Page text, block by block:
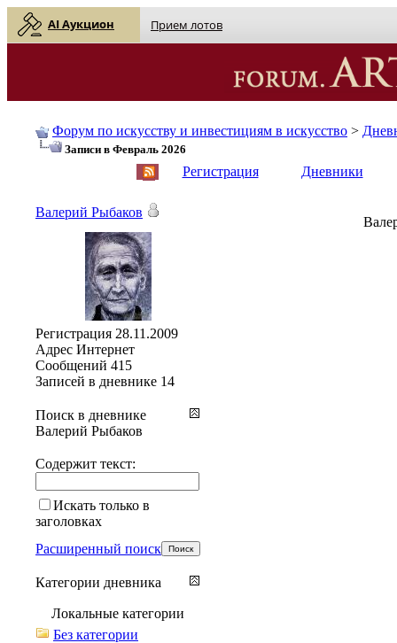
AI Аукцион Прием лотов
Форум по искусству и инвестициям в искусство >
Записи в Февраль 2026
Регистрация Дневники
Валерий Рыбаков
Регистрация 28.11.2009
Адрес Интернет
Сообщений 415
Записей в дневнике 14
Поиск в дневнике
Валерий Рыбаков
Содержит текст:
Искать только в
заголовках
Расширенный поиск
Категории дневника
Локальные категории
Без категории